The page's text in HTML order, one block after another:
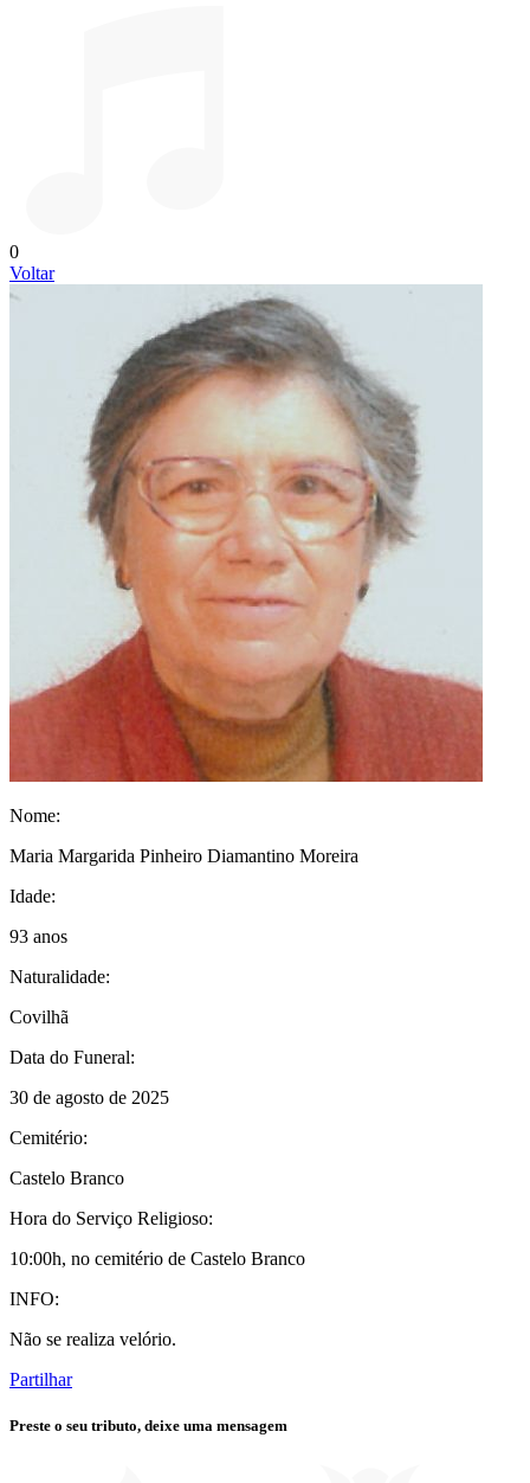
0
Voltar
Nome:
Maria Margarida Pinheiro Diamantino Moreira
Idade:
93 anos
Naturalidade:
Covilhã
Data do Funeral:
30 de agosto de 2025
Cemitério:
Castelo Branco
Hora do Serviço Religioso:
10:00h, no cemitério de Castelo Branco
INFO:
Não se realiza velório.
Partilhar
Preste o seu tributo, deixe uma mensagem